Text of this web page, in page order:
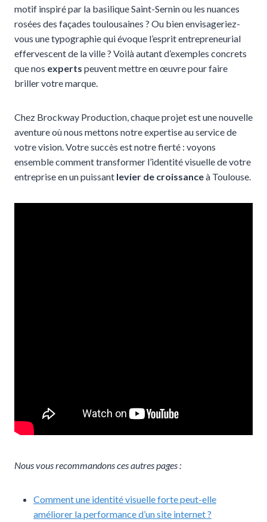
motif inspiré par la basilique Saint-Sernin ou les nuances
rosées des façades toulousaines ? Ou bien envisageriez-
vous une typographie qui évoque l’esprit entrepreneurial
effervescent de la ville ? Voilà autant d’exemples concrets
que nos experts peuvent mettre en œuvre pour faire
briller votre marque.
Chez Brockway Production, chaque projet est une nouvelle
aventure où nous mettons notre expertise au service de
votre vision. Votre succès est notre fierté : voyons
ensemble comment transformer l’identité visuelle de votre
entreprise en un puissant levier de croissanceà Toulouse.
Nous vous recommandons ces autres pages :
Comment une identité visuelle forte peut-elle
améliorer la performance d’un site internet ?